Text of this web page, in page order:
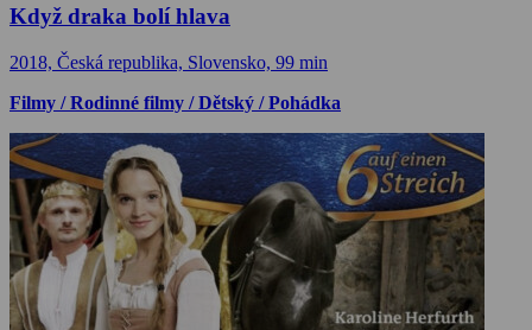
Když draka bolí hlava
2018, Česká republika, Slovensko, 99 min
Filmy / Rodinné filmy / Dětský / Pohádka